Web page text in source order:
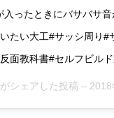
ったときにバサバサ
たい大工#サッシ周り#
面教科書#セルフビル
シェアした投稿 – 2018